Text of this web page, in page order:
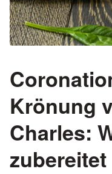
Krönung
Charles:
zubereitet